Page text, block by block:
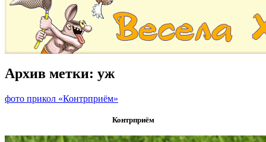
Архив метки: уж
фото прикол «Контрприём»
Контрприём